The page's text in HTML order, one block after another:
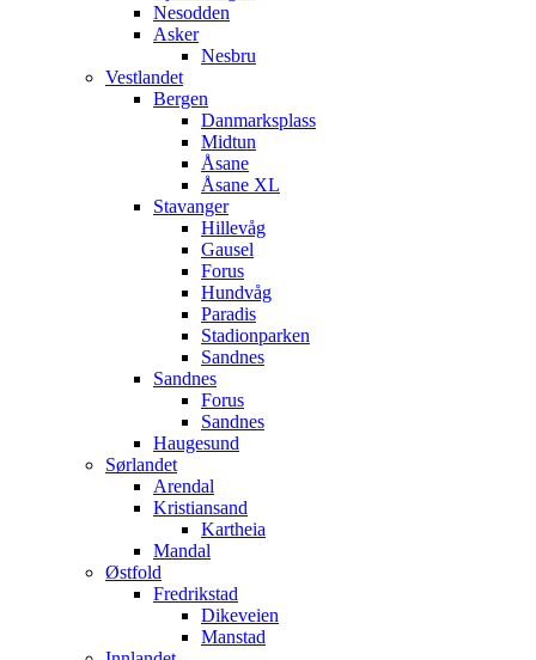
Nesodden
Asker
Nesbru
Vestlandet
Bergen
Danmarksplass
Midtun
Åsane
Åsane XL
Stavanger
Hillevåg
Gausel
Forus
Hundvåg
Paradis
Stadionparken
Sandnes
Sandnes
Forus
Sandnes
Haugesund
Sørlandet
Arendal
Kristiansand
Kartheia
Mandal
Østfold
Fredrikstad
Dikeveien
Manstad